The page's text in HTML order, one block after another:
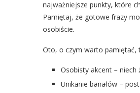
najważniejsze punkty, które
Pamiętaj, że gotowe frazy
osobiście.
Oto, o czym warto pamiętać,
Osobisty akcent – niech
Unikanie banałów –